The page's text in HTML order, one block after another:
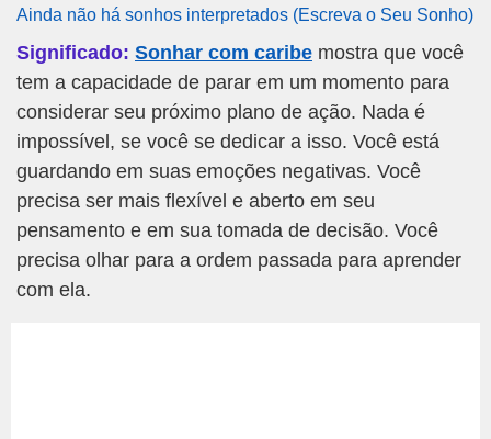
Ainda não há sonhos interpretados (Escreva o Seu Sonho)
Significado: Sonhar com caribe mostra que você
tem a capacidade de parar em um momento para
considerar seu próximo plano de ação. Nada é
impossível, se você se dedicar a isso. Você está
guardando em suas emoções negativas. Você
precisa ser mais flexível e aberto em seu
pensamento e em sua tomada de decisão. Você
precisa olhar para a ordem passada para aprender
com ela.